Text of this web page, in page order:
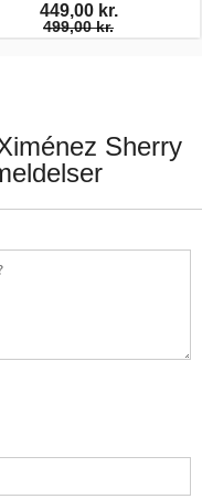
449,00 kr.
499,00 kr.
Sherry